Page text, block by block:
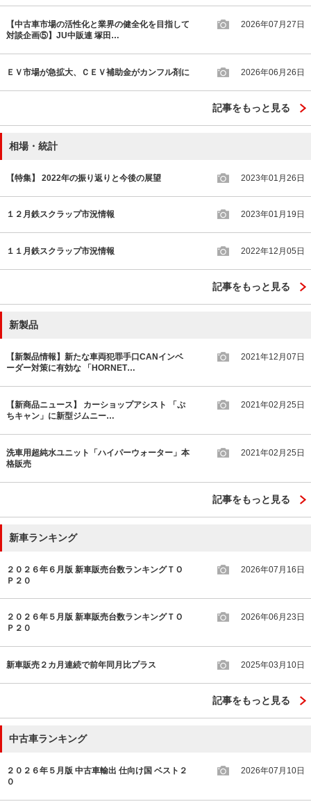
【中古車市場の活性化と業界の健全化を目指して
対談企画⑤】JU中販連 塚田…
2026年07月27日
ＥＶ市場が急拡大、ＣＥＶ補助金がカンフル剤に 2026年06月26日
記事をもっと見る
相場・統計
【特集】 2022年の振り返りと今後の展望 2023年01月26日
１２月鉄スクラップ市況情報 2023年01月19日
１１月鉄スクラップ市況情報 2022年12月05日
記事をもっと見る
新製品
【新製品情報】新たな車両犯罪手口CANインベ
ーダー対策に有効な 「HORNET…
2021年12月07日
【新商品ニュース】 カーショップアシスト 「ぷ
ちキャン」に新型ジムニー…
2021年02月25日
洗車用超純水ユニット「ハイパーウォーター」本
格販売
2021年02月25日
記事をもっと見る
新車ランキング
２０２６年６月版 新車販売台数ランキングＴＯ
Ｐ２０
2026年07月16日
２０２６年５月版 新車販売台数ランキングＴＯ
Ｐ２０
2026年06月23日
新車販売２カ月連続で前年同月比プラス 2025年03月10日
記事をもっと見る
中古車ランキング
２０２６年５月版 中古車輸出 仕向け国 ベスト２
０
2026年07月10日